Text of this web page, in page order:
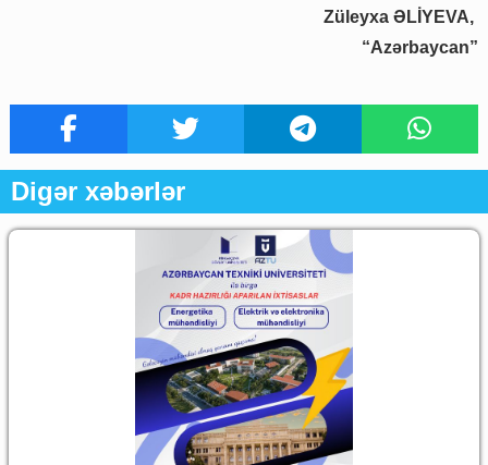
Züleyxa ƏLİYEVA,
“Azərbaycan”
Digər xəbərlər